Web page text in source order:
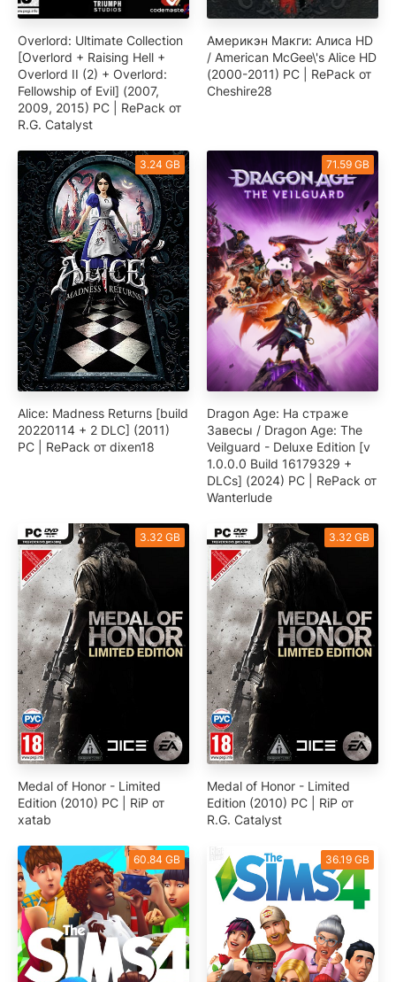
Overlord: Ultimate Collection
[Overlord + Raising Hell +
Overlord II (2) + Overlord:
Fellowship of Evil] (2007,
2009, 2015) PC | RePack от
R.G. Catalyst
Америкэн Макги: Алиса HD
/ American McGee\'s Alice HD
(2000-2011) РС | RePack от
Cheshire28
3.24 GB
Alice: Madness Returns [build
20220114 + 2 DLC] (2011)
PC | RePack от dixen18
71.59 GB
Dragon Age: На страже
Завесы / Dragon Age: The
Veilguard - Deluxe Edition [v
1.0.0.0 Build 16179329 +
DLCs] (2024) PC | RePack от
Wanterlude
3.32 GB
Medal of Honor - Limited
Edition (2010) PC | RiP от
xatab
3.32 GB
Medal of Honor - Limited
Edition (2010) PC | RiP от
R.G. Catalyst
60.84 GB 36.19 GB